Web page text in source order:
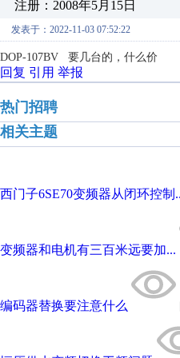
注册：2008年5月15日
发表于：2022-11-03 07:52:22
DOP-107BV 要几台的，什么价
回复 引用 举报
热门招聘
相关主题
西门子6SE70变频器从闭环控制
变频器和电机有三百米远要加...
编码器替换要注意什么